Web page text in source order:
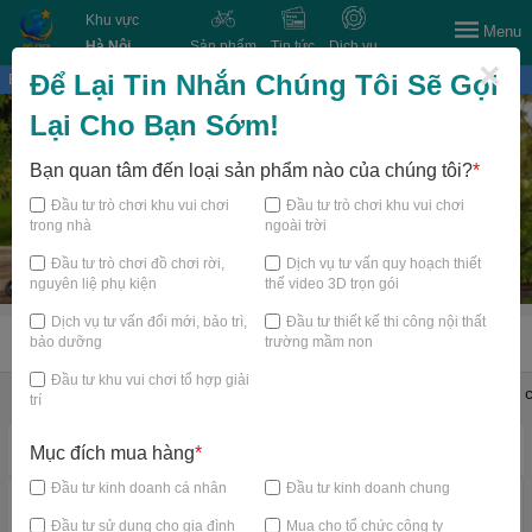
Khu vực
Hà Nội
Sản phẩm Tin tức Dịch vụ
Menu
Bạn đang xem tại
TRANG CHỦ
Đồ chơi shop mầm non Thiết bị mầm non Đồ
Danh mục nổi bật
×
Để Lại Tin Nhắn Chúng Tôi Sẽ Gọi
Lại Cho Bạn Sớm!
Bạn quan tâm đến loại sản phẩm nào của chúng tôi?*
Đầu tư trò chơi khu vui chơi
trong nhà
Đầu tư trò chơi khu vui chơi
ngoài trời
Đầu tư trò chơi đồ chơi rời,
nguyên liệ phụ kiện
Dịch vụ tư vấn quy hoạch thiết
thế video 3D trọn gói
Dịch vụ tư vấn đổi mới, bảo trì,
bảo dưỡng
Đầu tư thiết kế thi công nội thất
trường mầm non
Đầu tư khu vui chơi tổ hợp giải
trí
Mục đích mua hàng*
Đầu tư kinh doanh cá nhân Đầu tư kinh doanh chung
Đầu tư sử dụng cho gia đình Mua cho tổ chức công ty